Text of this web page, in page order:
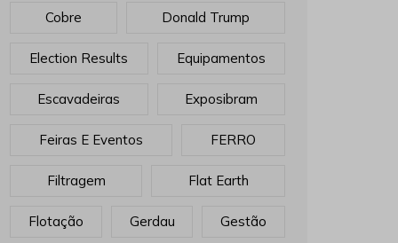
Cobre Donald Trump
Election Results Equipamentos
Escavadeiras Exposibram
Feiras E Eventos FERRO
Filtragem Flat Earth
Flotação Gerdau Gestão